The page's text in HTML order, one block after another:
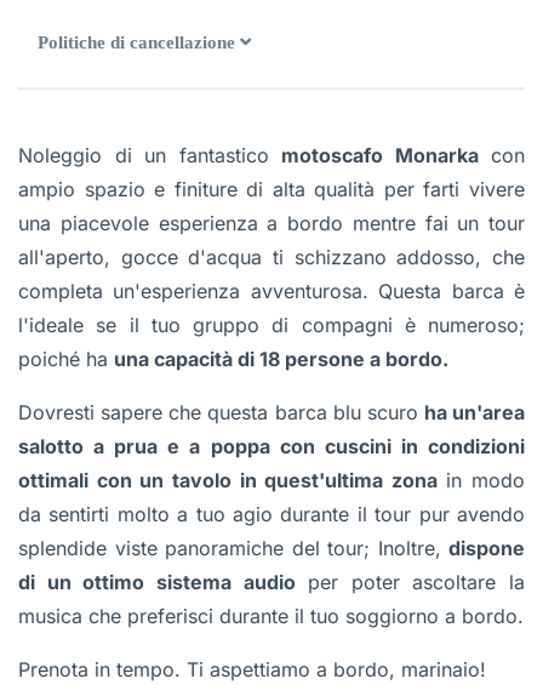
Politiche di cancellazione
Noleggio di un fantastico motoscafo Monarkacon
ampio spazio e finiture di alta qualità per farti vivere
una piacevole esperienza a bordo mentre fai un tour
all'aperto, gocce d'acqua ti schizzano addosso, che
completa un'esperienza avventurosa. Questa barca è
l'ideale se il tuo gruppo di compagni è numeroso;
poiché ha una capacità di 18 persone a bordo.
Dovresti sapere che questa barca blu scuro ha un'area
salotto a prua e a poppa con cuscini in condizioni
ottimali con un tavolo in quest'ultima zonain modo
da sentirti molto a tuo agio durante il tour pur avendo
splendide viste panoramiche del tour; Inoltre, dispone
di un ottimo sistema audioper poter ascoltare la
musica che preferisci durante il tuo soggiorno a bordo.
Prenota in tempo. Ti aspettiamo a bordo, marinaio!